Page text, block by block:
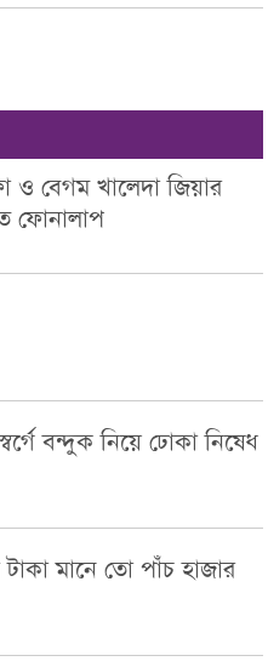
বেগম খালেদা জিয়ার
ফোনালাপ
বন্দুক নিয়ে ঢোকা নিষেধ
টাকা মানে তো পাঁচ হাজার